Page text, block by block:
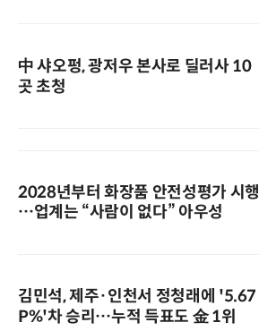
中 샤오펑, 광저우 본사로 딜러사 10
곳 초청
2028년부터 화장품 안전성평가 시행
…업계는 “사람이 없다” 아우성
김민석, 제주·인천서 정청래에 '5.67
P%'차 승리…누적 득표도 金 1위